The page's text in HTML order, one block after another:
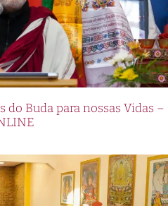
Buda para nossas Vidas –